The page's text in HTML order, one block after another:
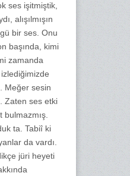
ses işitmiştik,
alışılmışın
bir ses. Onu
başında, kimi
zamanda
Meğer sesin
Zaten ses etki
ta. Tabiî ki
da vardı.
jüri heyeti